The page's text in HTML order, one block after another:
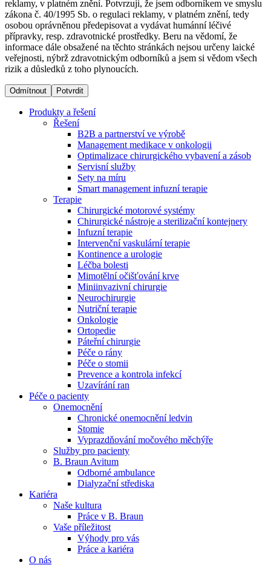
Produktový katalog​
Objevte naše produkty. Navštivte produktový katalog B.
Braun s našim kompletním produktovým portfoliem.
Dialyzační střediska​
B. Braun Avitum poskytuje kvalitní dialyzační péči ve všech
svých střediscích v České republice. Více informací se
dozvíte na stránkách jednotlivých středisek.
Odborné ambulance
Naše specializované ambulance jsou tu pro vás. Zvolte
specializaci a město, které potřebujete, a objednejte se do naší
ambulance.
Kontakt
Zůstaňte v dialogu s B. Braun. ​Kontaktujte nás.​
reklamy, v platném znění. Potvrzuji, že jsem odborníkem ve smyslu
zákona č. 40/1995 Sb. o regulaci reklamy, v platném znění, tedy
osobou oprávněnou předepisovat a vydávat humánní léčivé
přípravky, resp. zdravotnické prostředky. Beru na vědomí, že
informace dále obsažené na těchto stránkách nejsou určeny laické
veřejnosti, nýbrž zdravotnickým odborníků a jsem si vědom všech
rizik a důsledků z toho plynoucích.
Odmítnout Potvrdit
Produkty a řešení
Řešení
B2B a partnerství ve výrobě
Management medikace v onkologii
Optimalizace chirurgického vybavení a zásob
Servisní služby
Sety na míru
Smart management infuzní terapie​
Terapie
Chirurgické motorové systémy
Chirurgické nástroje a sterilizační kontejnery
Infuzní terapie
Intervenční vaskulární terapie
Kontinence a urologie
Léčba bolesti
Mimotělní očišťování krve
Miniinvazivní chirurgie
Neurochirurgie
Nutriční terapie
Onkologie
Ortopedie
Páteřní chirurgie
Péče o rány
Péče o stomii
Prevence a kontrola infekcí
Uzavírání ran
Péče o pacienty
Onemocnění
Chronické onemocnění ledvin
Stomie
Vyprazdňování močového měchýře
Služby pro pacienty
B. Braun Avitum
Odborné ambulance
Dialyzační střediska
Kariéra
Naše kultura
Práce v B. Braun
Vaše příležitost​
Výhody pro vás
Práce a kariéra
O nás